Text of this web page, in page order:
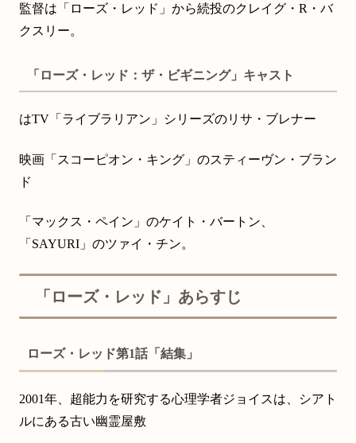
監督は「ローズ・レッド」から続投のクレイグ・R・バ
クスリー。
「ローズ・レッド：ザ・ビギニング」キャスト
はTV「ライブラリアン」シリーズのリサ・ブレナー
映画「スコーピオン・キング」のスティーヴン・ブラン
ド
「マックス・ペイン」のケイト・バートン、
「SAYURI」のツァイ・チン。
「ローズ・レッド」あらすじ
ローズ・レッド第1話「結集」
2001年、超能力を研究する心理学者ジョイスは、シアト
ルにある古い幽霊屋敷